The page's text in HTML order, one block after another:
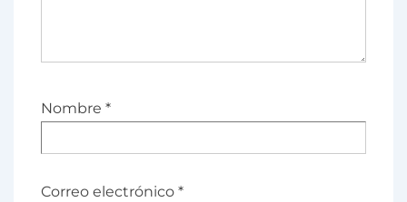
Nombre *
Correo electrónico *